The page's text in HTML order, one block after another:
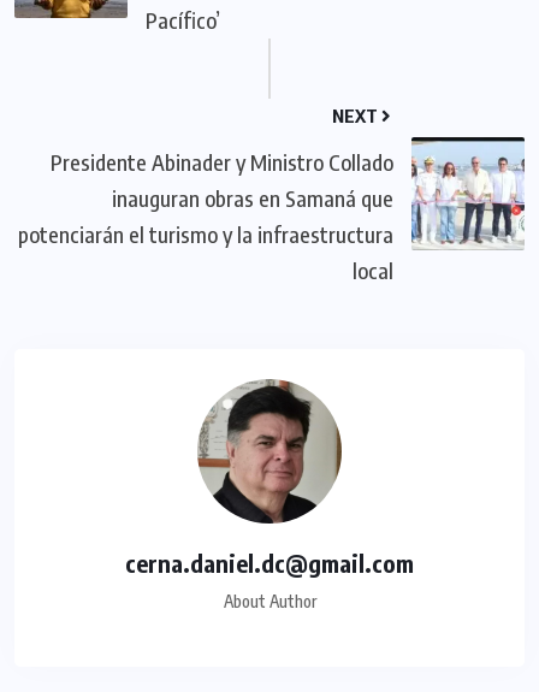
Pacífico’
NEXT
Presidente Abinader y Ministro Collado
inauguran obras en Samaná que
potenciarán el turismo y la infraestructura
local
cerna.daniel.dc@gmail.com
About Author